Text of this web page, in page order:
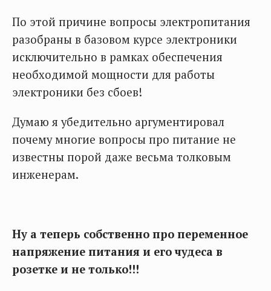
По этой причине вопросы электропитания
разобраны в базовом курсе электроники
исключительно в рамках обеспечения
необходимой мощности для работы
электроники без сбоев!
Думаю я убедительно аргументировал
почему многие вопросы про питание не
известны порой даже весьма толковым
инженерам.
Ну а теперь собственно про переменное
напряжение питания и его чудеса в
розетке и не только!!!